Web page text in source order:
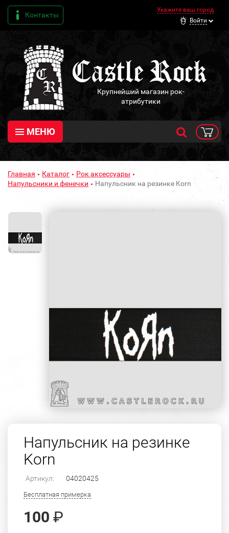
Контакты
Укажите ваш город
Войти
Крупнейший магазин рок-
атрибутики
МЕНЮ
Главная Каталог
Рок аксессуары
Напульсники и фенечки
Напульсник на резинке Korn
Напульсник на резинке
Korn
Артикул: 04020425
Бесплатная примерка
100 ₽